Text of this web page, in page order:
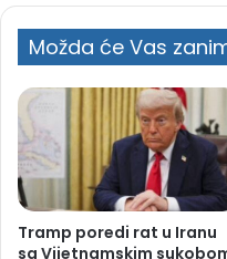
Možda će Vas
Tramp poredi rat u Iranu
sa Vijetnamskim